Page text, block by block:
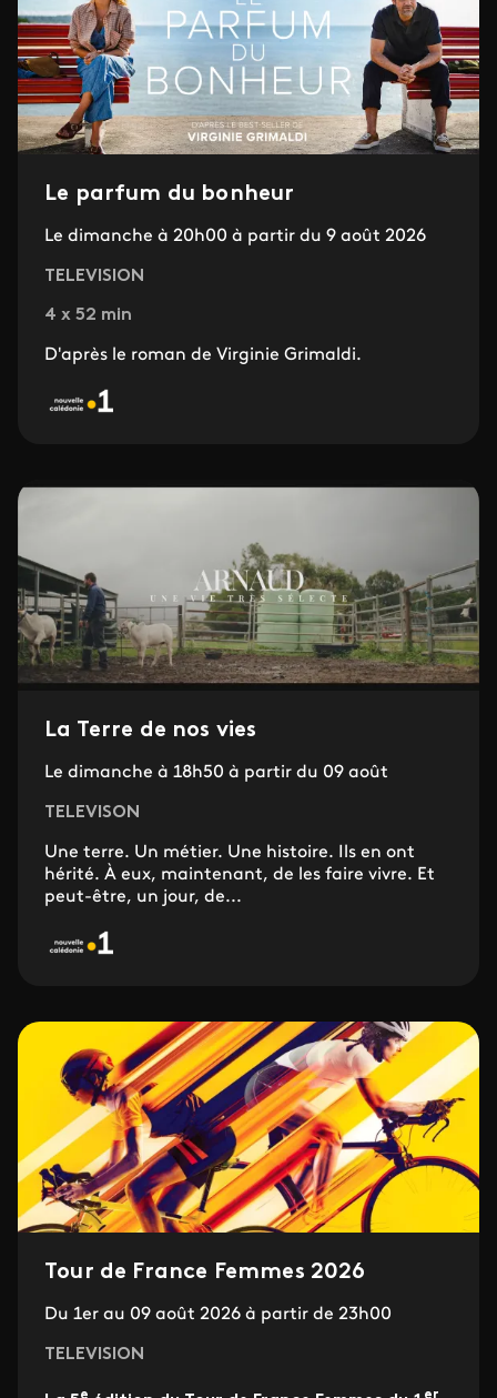
Le parfum du bonheur
Le dimanche à 20h00 à partir du 9 août 2026
TELEVISION
4 x 52 min
D'après le roman de Virginie Grimaldi.
La Terre de nos vies
Le dimanche à 18h50 à partir du 09 août
TELEVISON
Une terre. Un métier. Une histoire. Ils en ont
hérité. À eux, maintenant, de les faire vivre. Et
peut-être, un jour, de...
Tour de France Femmes 2026
Du 1er au 09 août 2026 à partir de 23h00
TELEVISION
e er